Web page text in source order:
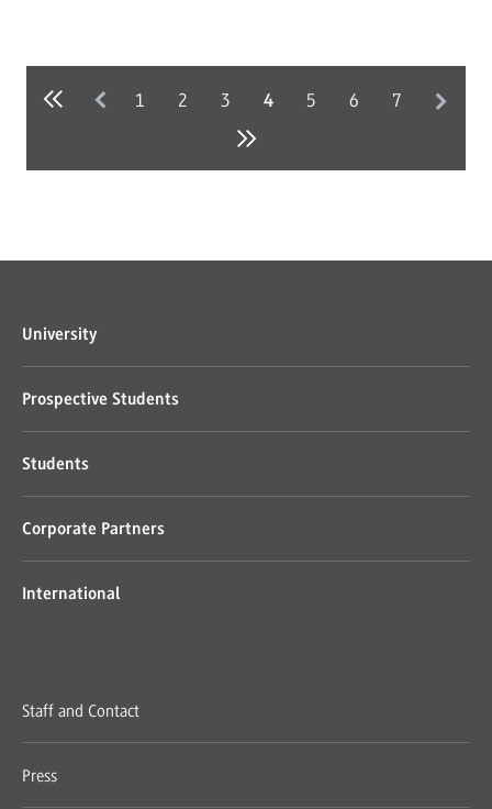
1 2 3 4 5 6 7
University
Prospective Students
Students
Corporate Partners
International
Staff and Contact
Press